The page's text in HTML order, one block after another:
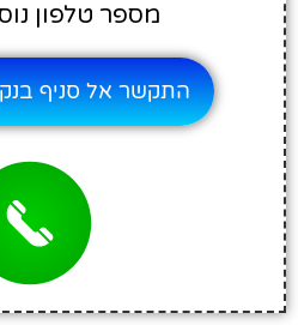
מספר טלפון נוסף:
התקשר אל סניף